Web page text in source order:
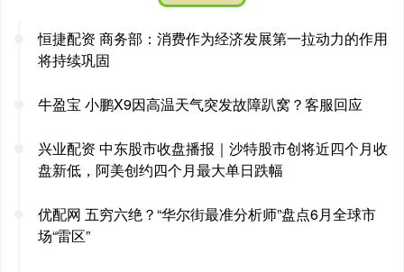
恒捷配资 商务部：消费作为经济发展第一拉动力的作用
将持续巩固
牛盈宝 小鹏X9因高温天气突发故障趴窝？客服回应
兴业配资 中东股市收盘播报｜沙特股市创将近四个月收
盘新低，阿美创约四个月最大单日跌幅
优配网 五穷六绝？“华尔街最准分析师”盘点6月全球市
场“雷区”